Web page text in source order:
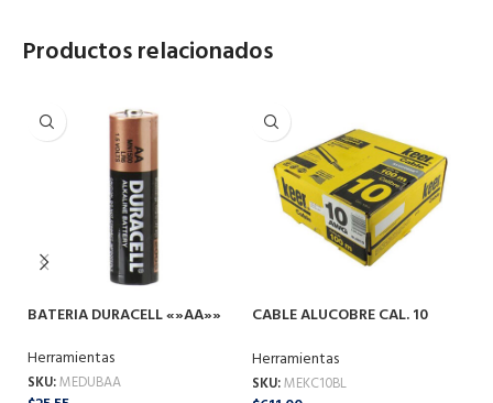
Productos relacionados
BATERIA DURACELL «»AA»»
Herramientas
SKU:MEDUBAA
CABLE ALUCOBRE CAL. 10
Herramientas
SKU:MEKC10BL